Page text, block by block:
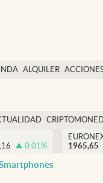
ALQUILER
USA
0.01%
1965,65